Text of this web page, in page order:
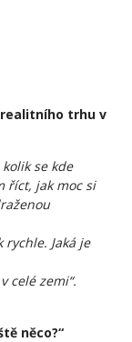
realitního trhu v
se kde
říct, jak moc si
Jaká je
celé zemi“.
něco?“